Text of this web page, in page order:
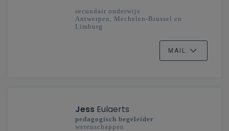
secundair onderwijs
Antwerpen, Mechelen-Brussel en
Limburg
MAIL
Jess Eulaerts
pedagogisch begeleider
wetenschappen